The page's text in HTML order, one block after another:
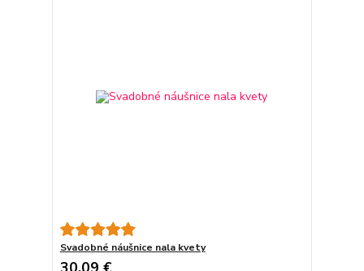
Svadobné náušnice nala kvety